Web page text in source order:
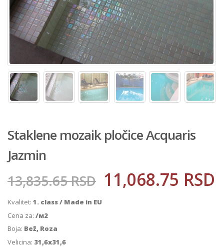
Staklene mozaik pločice Acquaris
Jazmin
13,835.65RSD 11,068.75 RSD
Kvalitet: 1. class / Made in EU
Cena za: /м2
Boja: Bež, Roza
Velicina: 31,6x31,6